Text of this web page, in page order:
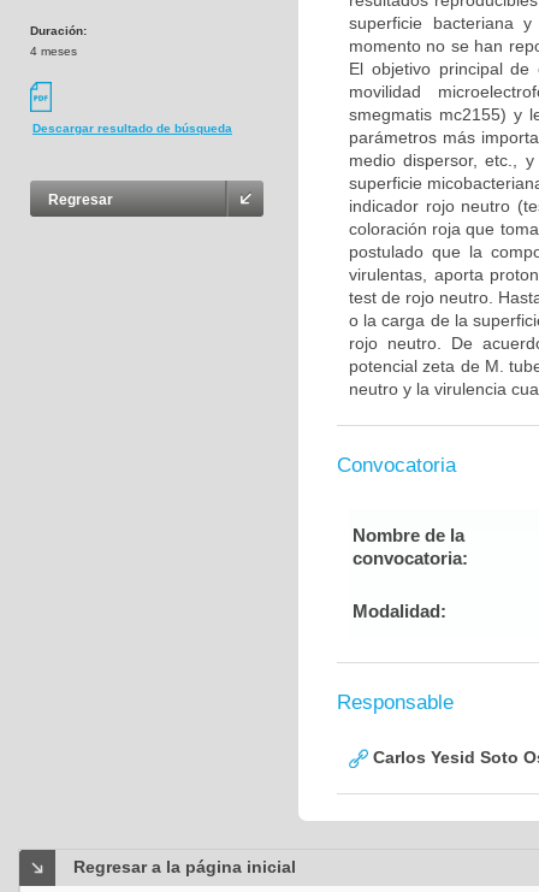
Duración:
4 meses
Descargar resultado de búsqueda
Regresar
superficie bacteriana
momento no se han
El objetivo principal
movilidad
smegmatis mc2155) y
parámetros más
medio dispersor, etc.,
superficie
indicador rojo neutro
coloración roja que
postulado que la
virulentas, aporta
test de rojo neutro.
o la carga de la
rojo neutro. De
potencial zeta de M.
neutro y la virulencia
Convocatoria
Nombre de la
convocatoria:
Modalidad:
Responsable
Carlos Yesid Soto
Regresar a la página inicial